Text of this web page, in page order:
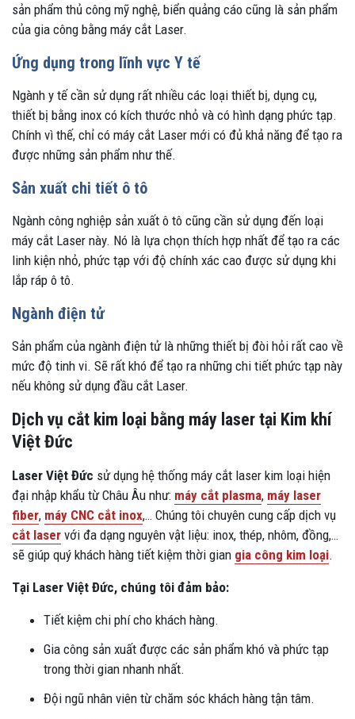
sản phẩm thủ công mỹ nghệ, biển quảng cáo cũng là sản phẩm
của gia công bằng máy cắt Laser.
Ứng dụng trong lĩnh vực Y tế
Ngành y tế cần sử dụng rất nhiều các loại thiết bị, dụng cụ,
thiết bị bằng inox có kích thước nhỏ và có hình dạng phức tạp.
Chính vì thế, chỉ có máy cắt Laser mới có đủ khả năng để tạo ra
được những sản phẩm như thế.
Sản xuất chi tiết ô tô
Ngành công nghiệp sản xuất ô tô cũng cần sử dụng đến loại
máy cắt Laser này. Nó là lựa chọn thích hợp nhất để tạo ra các
linh kiện nhỏ, phức tạp với độ chính xác cao được sử dụng khi
lắp ráp ô tô.
Ngành điện tử
Sản phẩm của ngành điện tử là những thiết bị đòi hỏi rất cao về
mức độ tinh vi. Sẽ rất khó để tạo ra những chi tiết phức tạp này
nếu không sử dụng đầu cắt Laser.
Dịch vụ cắt kim loại bằng máy laser tại Kim khí
Việt Đức
Laser Việt Đức sử dụng hệ thống máy cắt laser kim loại hiện
đại nhập khẩu từ Châu Âu như: máy cắt plasma, máy laser
fiber, máy CNC cắt inox,… Chúng tôi chuyên cung cấp dịch vụ
cắt laser với đa dạng nguyên vật liệu: inox, thép, nhôm, đồng,…
sẽ giúp quý khách hàng tiết kiệm thời gian gia công kim loại.
Tại Laser Việt Đức, chúng tôi đảm bảo:
Tiết kiệm chi phí cho khách hàng.
Gia công sản xuất được các sản phẩm khó và phức tạp
trong thời gian nhanh nhất.
Đội ngũ nhân viên từ chăm sóc khách hàng tận tâm.